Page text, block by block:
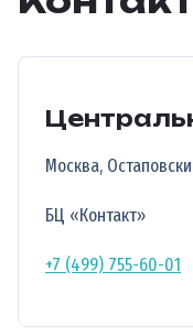
Москва,
БЦ «Контакт»
+7 (499) 755-60-01